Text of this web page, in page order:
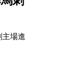
主場進